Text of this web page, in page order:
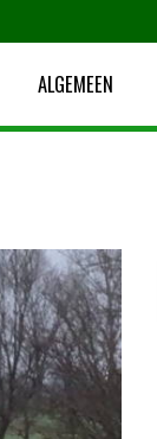
ALGEMEEN